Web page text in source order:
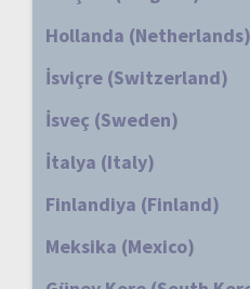
Hollanda (Netherlands)
İsviçre (Switzerland)
İsveç (Sweden)
İtalya (Italy)
Finlandiya (Finland)
Meksika (Mexico)